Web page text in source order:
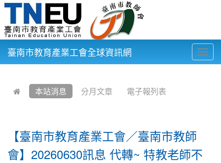
臺南市教育產業工會全球資訊網
本站消息 分月文章 電子報列表
【臺南市教育產業工會／臺南市教師
會】20260630訊息 代轉~ 特教老師不